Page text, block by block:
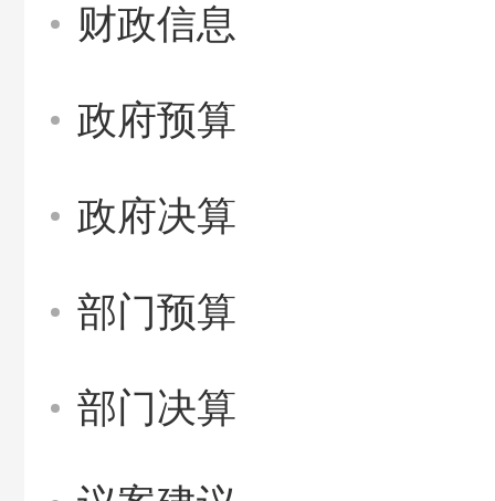
财政信息
政府预算
政府决算
部门预算
部门决算